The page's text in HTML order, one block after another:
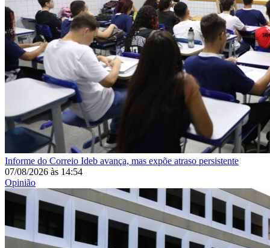
Informe do Correio Ideb avança, mas expõe atraso persistente
07/08/2026 às 14:54
Opinião